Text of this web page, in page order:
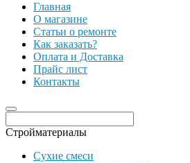
Главная
О магазине
Статьи о ремонте
Как заказать?
Оплата и Доставка
Прайс лист
Контакты
Стройматериалы
Сухие смеси